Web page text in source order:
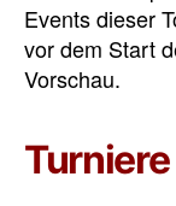
Events dieser
vor dem Start
Vorschau.